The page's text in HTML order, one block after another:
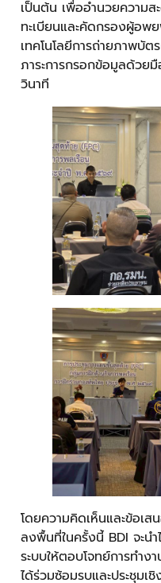
เป็นต้น เพื่ออำนวยความส
ทะเบียนและคัดกรองผู้อพ
เทคโนโลยีการถ่ายภาพบัต
ภาระการกรอกข้อมูลด้วยมื
วินาที
โดยความคิดเห็นและข้อเ
ลงพื้นที่ในครั้งนี้ BDI จะน
ระบบให้ตอบโจทย์การทำง
ได้ร่วมซ้อมรบและประชุม